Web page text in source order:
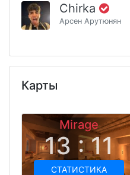
Chirka
Арсен Арутюнян
Карты
Mirage
13 : 11
СТАТИСТИКА